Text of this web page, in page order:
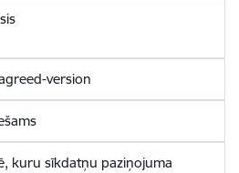
version
kuru sīkdatņu paziņojuma